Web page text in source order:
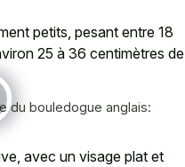
petits, pesant entre 18
25 à 36 centimètres de
du bouledogue anglais:
avec un visage plat et